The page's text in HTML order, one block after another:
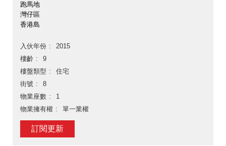
跑馬地
灣仔區
香港島
入伙年份
2015
樓齡
9
樓盤類型
住宅
街號
8
物業座數
1
物業擁有權
單一業權
訂閱更新